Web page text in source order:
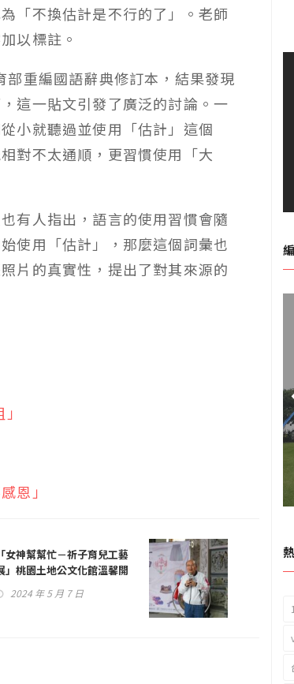
「不換估計是不行的了」。老師
以標註。
重編國語辭典修訂本，結果發現
這一貼文引發了廣泛的討論。一
小就聽過並使用「估計」這個
對不太通順，更習慣使用「大
有人指出，語言的使用習慣會隨
使用「估計」，那麼這個詞彙也
片的真實性，提出了對其來源的
恩」
「女神幫幫忙－祈子育兒工藝
」桃園土地公文化館溫馨開
2024 年 5 月 7 日